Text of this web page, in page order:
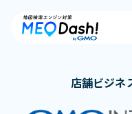
店舗ビジネ